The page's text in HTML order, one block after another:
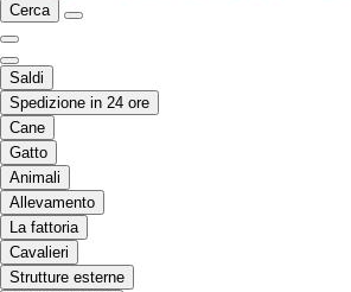
Cerca
Saldi
Spedizione in 24 ore
Cane
Gatto
Animali
Allevamento
La fattoria
Cavalieri
Strutture esterne